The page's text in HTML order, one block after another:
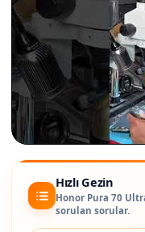
Hızlı Gezin
Honor Pura 70
sorulan sorular.